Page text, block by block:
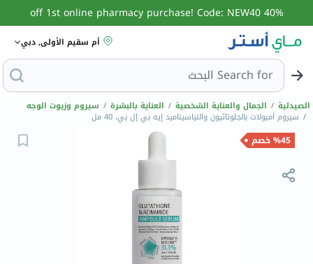
40% off 1st online pharmacy purchase! Code: NEW40
أم سقيم الأولى, دبي
Search for البحث عن مزيل عرق
الصيدلية / الجمال والعناية الشخصية / العناية بالبشرة / سيروم وزيوت الوجه
/ سيروم أمبولات بالجلوتاثيون والنياسيناميد إيه بي إل بي، 40 مل
%45 خصم